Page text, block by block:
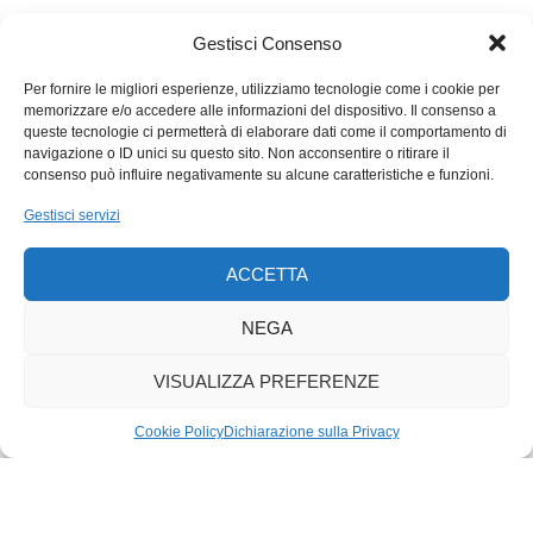
Gestisci Consenso
Per fornire le migliori esperienze, utilizziamo tecnologie come i cookie per
memorizzare e/o accedere alle informazioni del dispositivo. Il consenso a
queste tecnologie ci permetterà di elaborare dati come il comportamento di
navigazione o ID unici su questo sito. Non acconsentire o ritirare il
consenso può influire negativamente su alcune caratteristiche e funzioni.
Gestisci servizi
ACCETTA
NEGA
VISUALIZZA PREFERENZE
Cookie PolicyDichiarazione sulla Privacy